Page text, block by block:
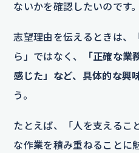
ないかを確認したいのです。
志望理由を伝えるときは、
ら」ではなく、
「正確な
感じた」など、具体的な興
う。
たとえば、「人を支えるこ
な作業を積み重ねることに